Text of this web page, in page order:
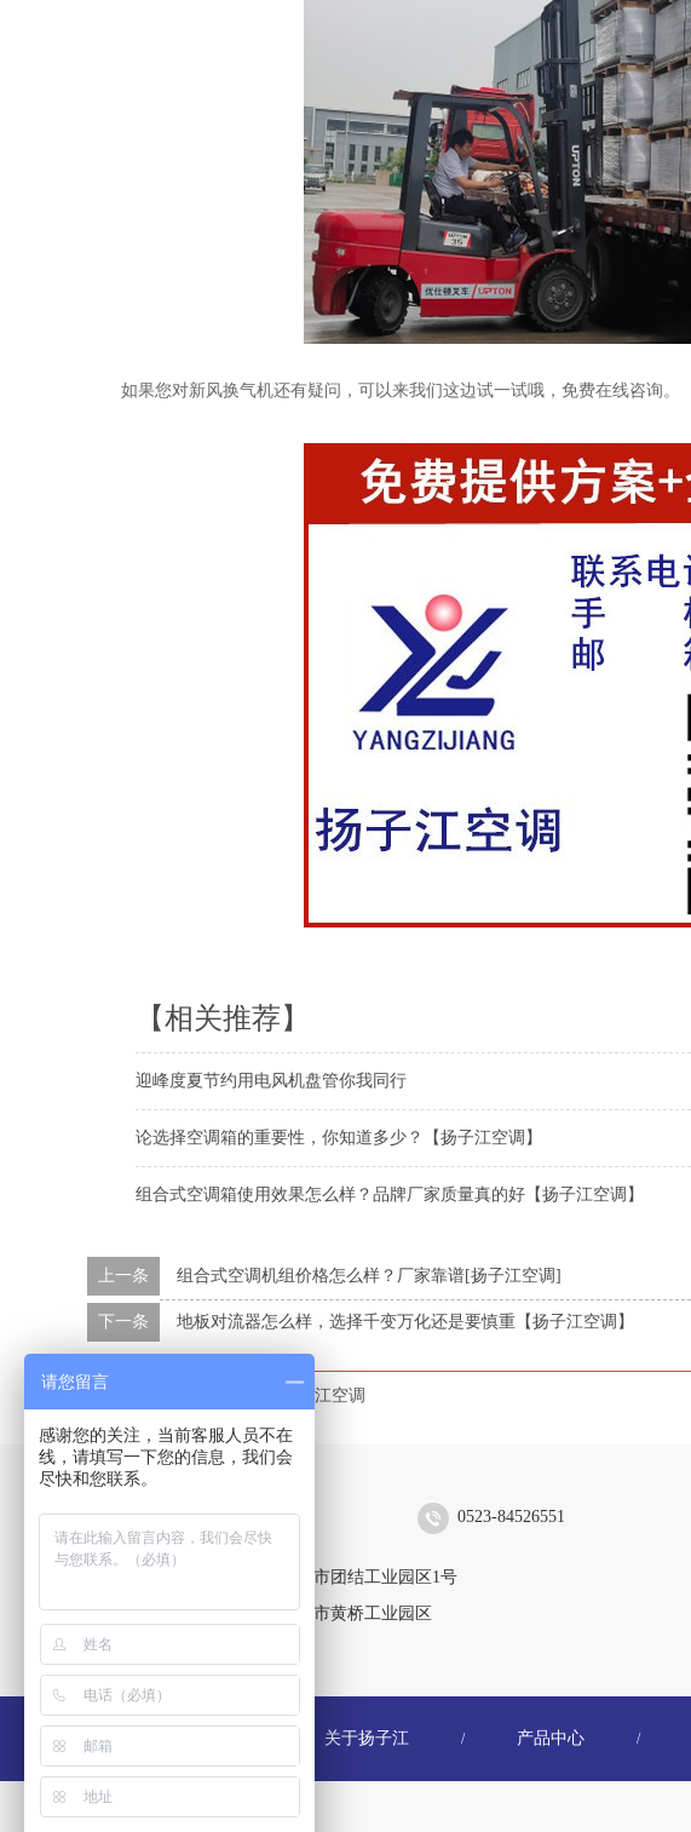
如果您对新风换气机还有疑问，可以来我们这边试一试哦，免费在线咨询。
【相关推荐】
迎峰度夏节约用电风机盘管你我同行
论选择空调箱的重要性，你知道多少？【扬子江空调】
组合式空调箱使用效果怎么样？品牌厂家质量真的好【扬子江空调】
上一条 组合式空调机组价格怎么样？厂家靠谱[扬子江空调]
下一条 地板对流器怎么样，选择千变万化还是要慎重【扬子江空调】
本文标签： 扬子江空调
扬子江空调集团有限公司 0523-84526551
靖江生产区：江苏省靖江市团结工业园区1号
黄桥生产区：江苏省泰兴市黄桥工业园区
关于扬子江 / 产品中心 /
请您留言
感谢您的关注，当前客服人员不在
线，请填写一下您的信息，我们会
尽快和您联系。